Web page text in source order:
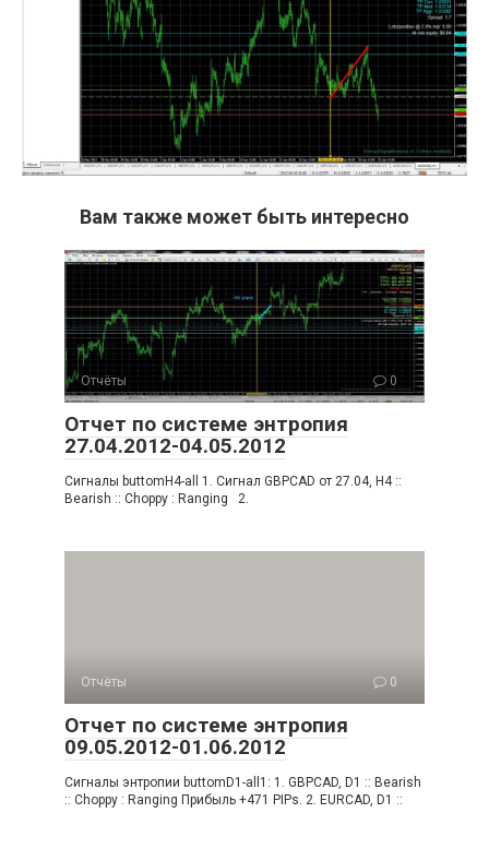
Вам также может быть интересно
Отчёты 0
Отчет по системе энтропия
27.04.2012-04.05.2012
Сигналы buttomH4-all 1. Сигнал GBPCAD от 27.04, H4 ::
Bearish :: Choppy : Ranging 2.
Отчёты 0
Отчет по системе энтропия
09.05.2012-01.06.2012
Сигналы энтропии buttomD1-all1: 1. GBPCAD, D1 :: Bearish
:: Choppy : Ranging Прибыль +471 PIPs. 2. EURCAD, D1 ::